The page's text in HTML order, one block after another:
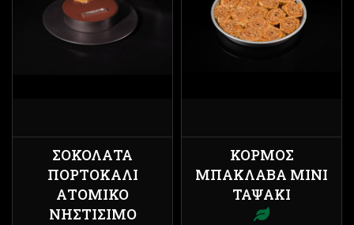
ΣΟΚΟΛΆΤΑ
ΠΟΡΤΟΚΆΛΙ
ΑΤΟΜΙΚΌ
ΝΗΣΤΊΣΙΜΟ
ΚΟΡΜΌΣ
ΜΠΑΚΛΑΒΆ ΜΊΝΙ
ΤΑΨΆΚΙ